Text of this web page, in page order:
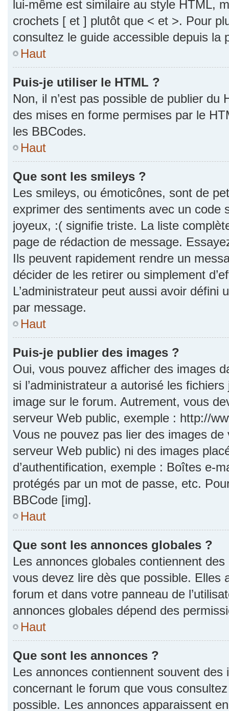
lui-même est similaire au style HTML,
crochets [ et ] plutôt que < et >. Pour
consultez le guide accessible depuis la
Haut
Puis-je utiliser le HTML ?
Non, il n’est pas possible de publier
des mises en forme permises par le
les BBCodes.
Haut
Que sont les smileys ?
Les smileys, ou émoticônes, sont de
exprimer des sentiments avec un code
joyeux, :( signifie triste. La liste
page de rédaction de message.
Ils peuvent rapidement rendre un
décider de les retirer ou simplement
L’administrateur peut aussi avoir défini
par message.
Haut
Puis-je publier des images ?
Oui, vous pouvez afficher des images
si l’administrateur a autorisé les
image sur le forum. Autrement, vous
serveur Web public, exemple : http://
Vous ne pouvez pas lier des images
serveur Web public) ni des images
d’authentification, exemple : Boîtes e-
protégés par un mot de passe, etc.
BBCode [img].
Haut
Que sont les annonces globales ?
Les annonces globales contiennent
vous devez lire dès que possible. Elles
forum et dans votre panneau de
annonces globales dépend des
Haut
Que sont les annonces ?
Les annonces contiennent souvent
concernant le forum que vous
possible. Les annonces apparaissent